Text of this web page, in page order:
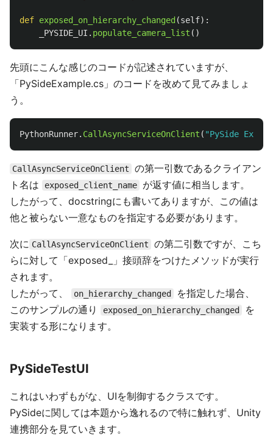
def exposed_on_hierarchy_changed (self):
_PYSIDE_UI . populate_camera_list ()
先頭にこんな感じのコードが記述されていますが、
「PySideExample.cs」のコードを改めて見てみましょ
う。
PythonRunner. CallAsyncServiceOnClient ( "PySide
CallAsyncServiceOnClient
の第一引数であるクライアン
ト名は
exposed_client_name
が返す値に相当します。
したがって、docstringにも書いてありますが、この値は
他と被らない一意なものを指定する必要があります。
次に CallAsyncServiceOnClient
の第二引数ですが、こち
らに対して「exposed_」接頭辞をつけたメソッドが実行
されます。
したがって、
on_hierarchy_changed
を指定した場合、
このサンプルの通り
exposed_on_hierarchy_changed
を
実装する形になります。
PySideTestUI
これはいわずもがな、UIを制御するクラスです。
PySideに関しては本題から逸れるので特に触れず、Unity
連携部分を見ていきます。